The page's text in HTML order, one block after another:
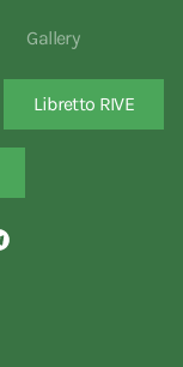
Gallery
Libretto RIVE